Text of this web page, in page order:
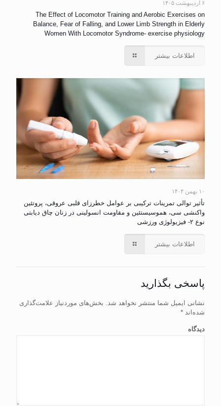
۶ اردیبهشت ۱۴۰۵
The Effect of Locomotor Training and Aerobic Exercises on
Balance, Fear of Falling, and Lower Limb Strength in Elderly
Women With Locomotor Syndrome- exercise physiology
اطلاعات بیشتر
۱۰ بهمن ۱۴۰۴
تأثیر توالی تمرینات ترکیبی بر عوامل خطرزای قلبی عروقی، پروتئین
واکنشی سی، هموسیستئین و مقاومت انسولینی در زنان چاق دیابتی
نوع ۲- فیزیولوژی ورزشی
اطلاعات بیشتر
پاسخی بگذارید
نشانی ایمیل شما منتشر نخواهد شد.
بخش‌های موردنیاز علامت‌گذاری
شده‌اند *
دیدگاه